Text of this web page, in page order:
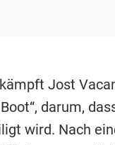
Jost
darum,
wird. Nach